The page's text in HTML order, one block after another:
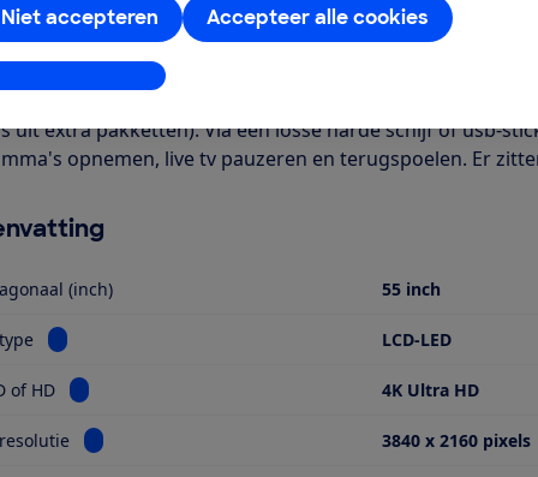
Accepteer alle cookies
Niet accepteren
aanpassen
Het is een Smart TV met onder meer apps voor Netflix
kabel. Verder is deze tv geschikt voor HDR-
kijken bij Digitenne (alleen NPO1, 2, 3 en een regionale
uit extra pakketten). Via een losse harde schijf of usb-
opnemen, live tv pauzeren en terugspoelen. Er
(inch) 55 inch
Bekijk informatie voor Schermtype LCD-LED
of HD Bekijk informatie voor Ultra HD of HD 4K Ultra HD
Bekijk informatie voor Schermresolutie3840 x 2160 pixels